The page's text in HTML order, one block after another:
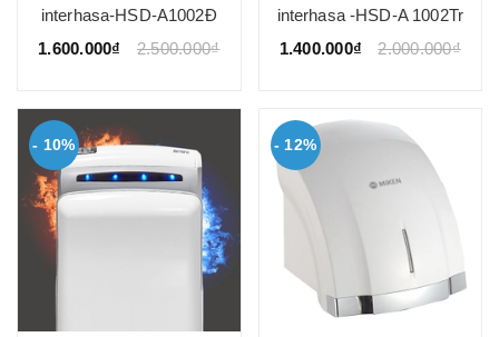
interhasa-HSD-A1002Đ
1.600.000₫
2.500.000₫
interhasa -HSD-A 1002Tr
1.400.000₫
2.000.000₫
- 10% - 12%